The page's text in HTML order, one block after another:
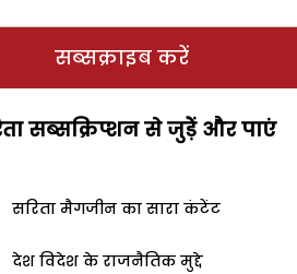
सब्सक्राइब करें
सब्सक्रिप्शन से जुड़ेें और पाएं
सरिता मैगजीन का सारा कंटेंट
देश विदेश के राजनैतिक मुद्दे